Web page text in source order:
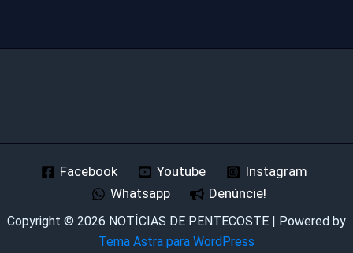
Facebook Youtube
Instagram
Whatsapp
Denúncie!
Copyright © 2026 NOTÍCIAS DE PENTECOSTE | Powered by
Tema Astra para WordPress